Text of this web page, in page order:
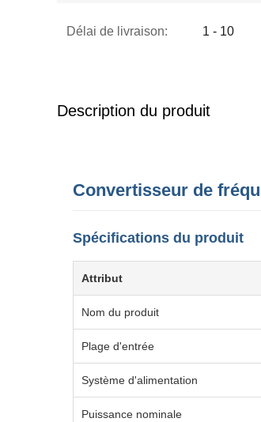
Délai de livraison: 1 - 10
Description du produit
Convertisseur de
Spécifications du produit
Attribut
Nom du produit
Plage d'entrée
Système d'alimentation
Puissance nominale